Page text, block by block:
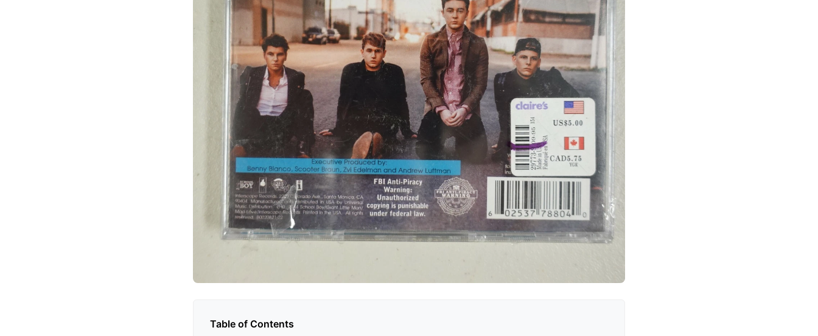
Table of Contents